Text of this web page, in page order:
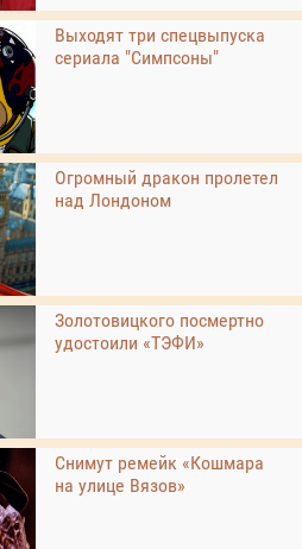
Выходят три спецвыпуска
сериала "Симпсоны"
Огромный дракон пролетел
над Лондоном
Золотовицкого посмертно
удостоили «ТЭФИ»
Снимут ремейк «Кошмара
на улице Вязов»